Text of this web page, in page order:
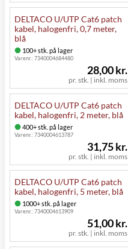
DELTACO U/UTP Cat6 patch
kabel, halogenfri, 0,7 meter,
blå
100+ stk. på lager
Varenr.:7340004684480
pr. stk. | inkl. moms
28,00 kr.
DELTACO U/UTP Cat6 patch
kabel, halogenfri, 2 meter, blå
400+ stk. på lager
Varenr.:7340004613787
pr. stk. | inkl. moms
31,75 kr.
DELTACO U/UTP Cat6 patch
kabel, halogenfri, 5 meter, blå
1000+ stk. på lager
Varenr.:7340004613909
pr. stk. | inkl. moms
51,00 kr.